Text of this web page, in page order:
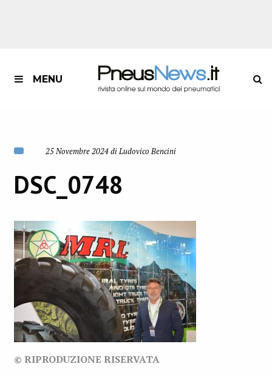
MENU
25 Novembre 2024 di Ludovico Bencini
DSC_0748
© RIPRODUZIONE RISERVATA